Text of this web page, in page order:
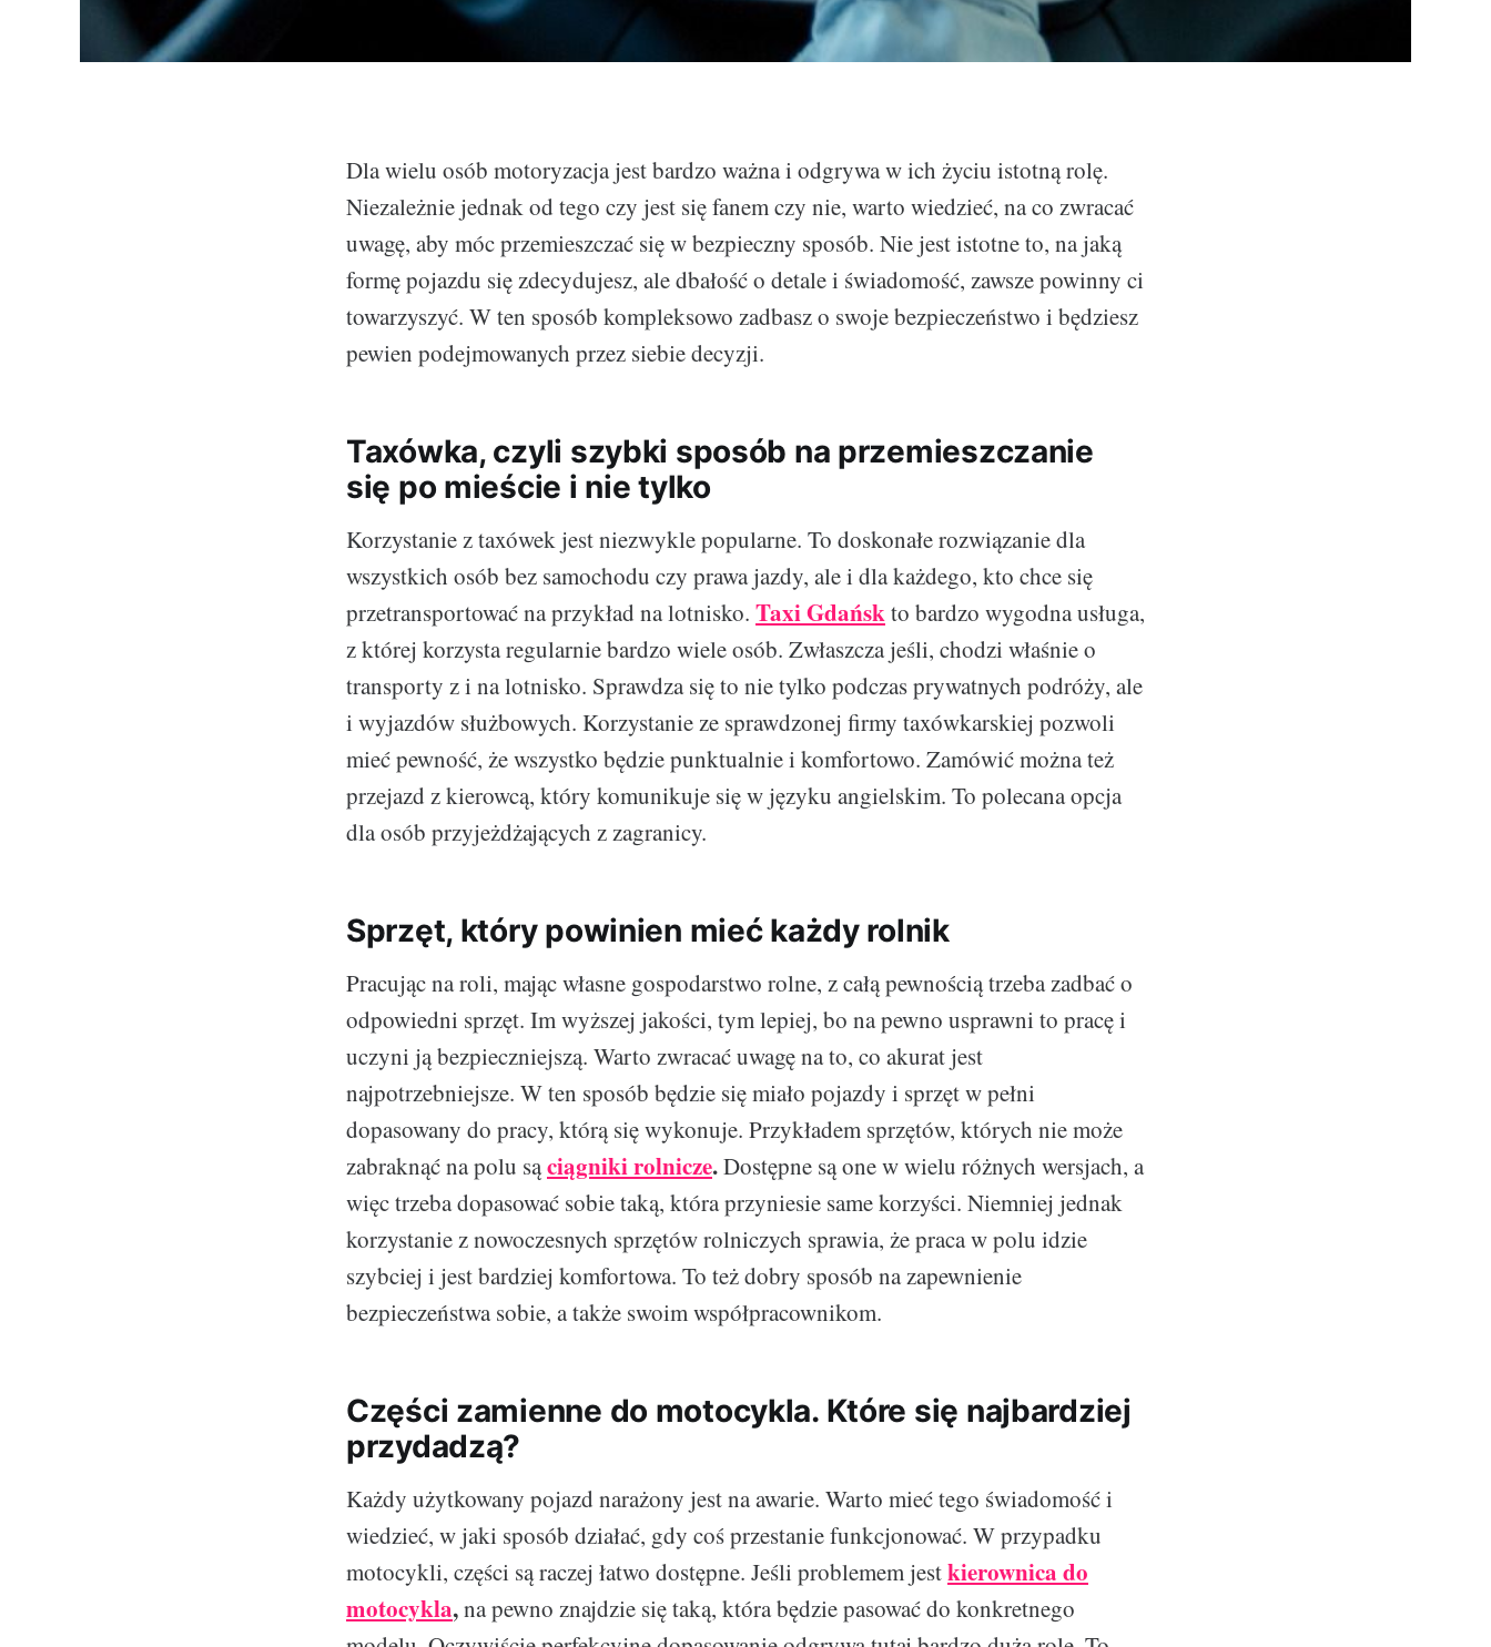
Dla wielu osób motoryzacja jest bardzo ważna i odgrywa w ich życiu istotną rolę.
Niezależnie jednak od tego czy jest się fanem czy nie, warto wiedzieć, na co zwracać
uwagę, aby móc przemieszczać się w bezpieczny sposób. Nie jest istotne to, na jaką
formę pojazdu się zdecydujesz, ale dbałość o detale i świadomość, zawsze powinny ci
towarzyszyć. W ten sposób kompleksowo zadbasz o swoje bezpieczeństwo i będziesz
pewien podejmowanych przez siebie decyzji.
Taxówka, czyli szybki sposób na przemieszczanie
się po mieście i nie tylko
Korzystanie z taxówek jest niezwykle popularne. To doskonałe rozwiązanie dla
wszystkich osób bez samochodu czy prawa jazdy, ale i dla każdego, kto chce się
przetransportować na przykład na lotnisko. Taxi Gdańskto bardzo wygodna usługa,
z której korzysta regularnie bardzo wiele osób. Zwłaszcza jeśli, chodzi właśnie o
transporty z i na lotnisko. Sprawdza się to nie tylko podczas prywatnych podróży, ale
i wyjazdów służbowych. Korzystanie ze sprawdzonej firmy taxówkarskiej pozwoli
mieć pewność, że wszystko będzie punktualnie i komfortowo. Zamówić można też
przejazd z kierowcą, który komunikuje się w języku angielskim. To polecana opcja
dla osób przyjeżdżających z zagranicy.
Sprzęt, który powinien mieć każdy rolnik
Pracując na roli, mając własne gospodarstwo rolne, z całą pewnością trzeba zadbać o
odpowiedni sprzęt. Im wyższej jakości, tym lepiej, bo na pewno usprawni to pracę i
uczyni ją bezpieczniejszą. Warto zwracać uwagę na to, co akurat jest
najpotrzebniejsze. W ten sposób będzie się miało pojazdy i sprzęt w pełni
dopasowany do pracy, którą się wykonuje. Przykładem sprzętów, których nie może
zabraknąć na polu sąciągniki rolnicze.Dostępne są one w wielu różnych wersjach, a
więc trzeba dopasować sobie taką, która przyniesie same korzyści. Niemniej jednak
korzystanie z nowoczesnych sprzętów rolniczych sprawia, że praca w polu idzie
szybciej i jest bardziej komfortowa. To też dobry sposób na zapewnienie
bezpieczeństwa sobie, a także swoim współpracownikom.
Części zamienne do motocykla. Które się najbardziej
przydadzą?
Każdy użytkowany pojazd narażony jest na awarie. Warto mieć tego świadomość i
wiedzieć, w jaki sposób działać, gdy coś przestanie funkcjonować. W przypadku
motocykli, części są raczej łatwo dostępne. Jeśli problemem jestkierownica do
motocykla,na pewno znajdzie się taką, która będzie pasować do konkretnego